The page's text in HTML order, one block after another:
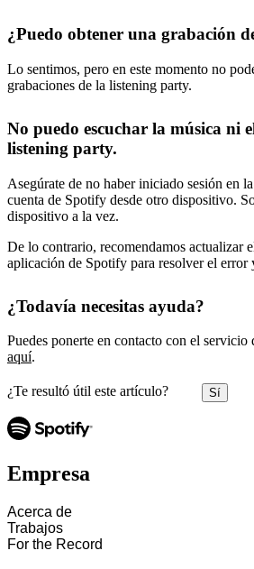
¿Puedo obtener una grabación
Lo sentimos, pero en este momento no
grabaciones de la listening party.
No puedo escuchar la música ni
listening party.
Asegúrate de no haber iniciado sesión en
cuenta de Spotify desde otro dispositivo.
dispositivo a la vez.
De lo contrario, recomendamos actualizar
aplicación de Spotify para resolver el error
¿Todavía necesitas ayuda?
Puedes ponerte en contacto con el servicio
aquí.
¿Te resultó útil este artículo? Sí
Empresa
Acerca de
Trabajos
For the Record